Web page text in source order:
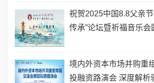
祝贺2025中国8.8父亲
传承”论坛暨祈福音乐会
境内外资本市场并购重
投融资路演会 深度解析